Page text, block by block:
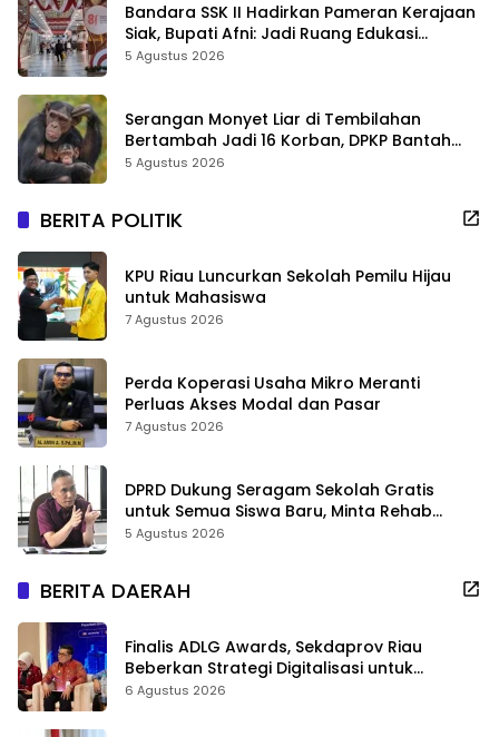
Bandara SSK II Hadirkan Pameran Kerajaan
Siak, Bupati Afni: Jadi Ruang Edukasi
Sejarah Riau
5 Agustus 2026
Serangan Monyet Liar di Tembilahan
Bertambah Jadi 16 Korban, DPKP Bantah
Video Gerombolan Viral
5 Agustus 2026
BERITA POLITIK
KPU Riau Luncurkan Sekolah Pemilu Hijau
untuk Mahasiswa
7 Agustus 2026
Perda Koperasi Usaha Mikro Meranti
Perluas Akses Modal dan Pasar
7 Agustus 2026
DPRD Dukung Seragam Sekolah Gratis
untuk Semua Siswa Baru, Minta Rehab
Sekolah Jangan Dikurangi
5 Agustus 2026
BERITA DAERAH
Finalis ADLG Awards, Sekdaprov Riau
Beberkan Strategi Digitalisasi untuk
Tingkatkan Layanan Publik
6 Agustus 2026